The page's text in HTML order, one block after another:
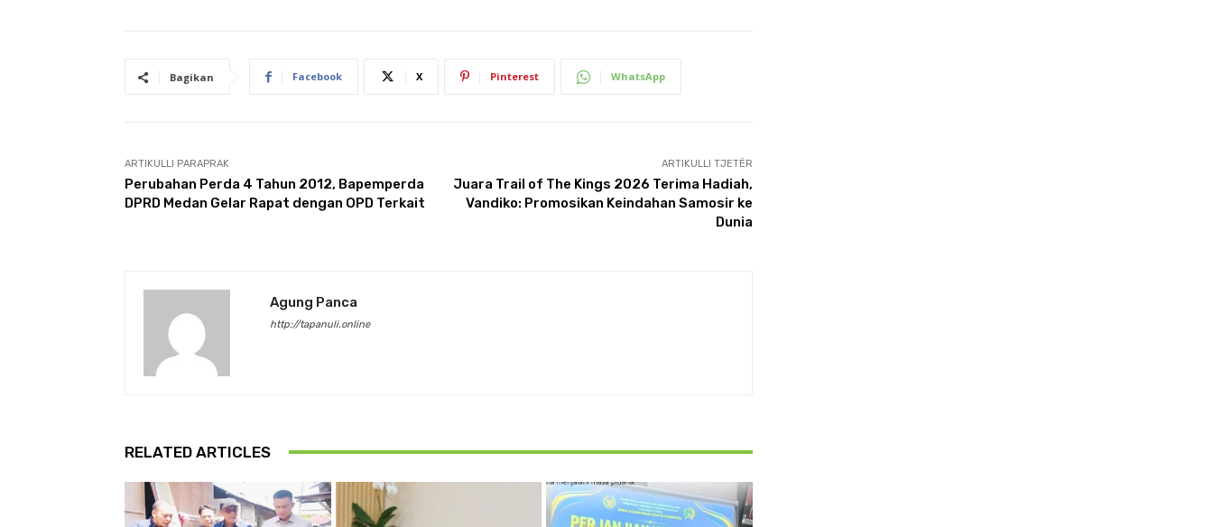
Bagikan Facebook X Pinterest WhatsApp
ARTIKULLI PARAPRAK
Perubahan Perda 4 Tahun 2012, Bapemperda
DPRD Medan Gelar Rapat dengan OPD Terkait
ARTIKULLI TJETËR
Juara Trail of The Kings 2026 Terima Hadiah,
Vandiko: Promosikan Keindahan Samosir ke
Dunia
Agung Panca
http://tapanuli.online
RELATED ARTICLES